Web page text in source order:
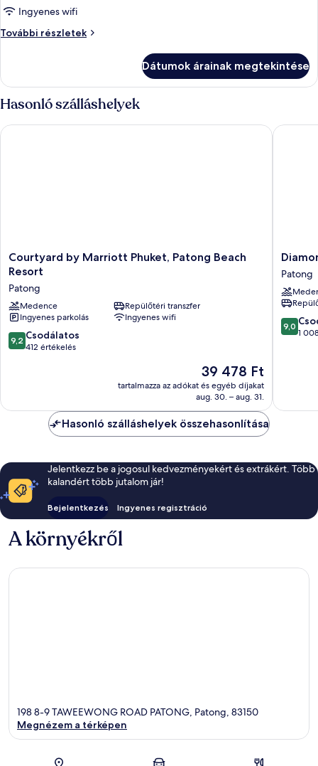
king
(extra
és
egy
kinyitható
kanapé,
Ingyenes wifi
További részletek
Szoba,
méretű)
franciaágy
és
kinyitható
Dátumok árainak megtekintése
Hasonló szálláshelyek
Courtyard
by
Phuket,
Patong
Beach
Resort
Patong
Courtyard by Marriott Phuket, Patong Beach
Resort
Patong
Medence
Repülőtéri transzfer
Ingyenes parkolás
Ingyenes wifi
9.2
ennyiből:
9,2 Csodálatos
412 értékelés
Az
ár
39 478 Ft
39 478 Ft
tartalmazza az adókat és egyéb díjakat
aug. 30. – aug. 31.
Courtyard by Marriott Phuket, Patong Beach Resort
Cliff
Resort
&
Spa,
Patong
Beach
Patong
9.0
9,0
1
Hasonló szálláshelyek összehasonlítása
Jelentkezz be a jogosul kedvezményekért és extrákért. Több
kalandért több jutalom jár!
Bejelentkezés Ingyenes regisztráció
A környékről
198 8-9 TAWEEWONG ROAD PATONG, Patong, 83150
Megnézem a térképen